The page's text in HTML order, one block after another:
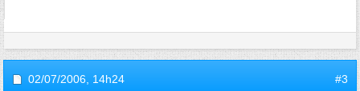
02/07/2006, 14h24 #3